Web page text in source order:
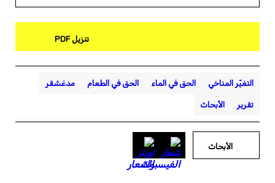
تنزيل PDF
التغيّر المناخي الحق في الماء الحق في الطعام مدغشقر
تقرير الأبحاث
الأبحاث